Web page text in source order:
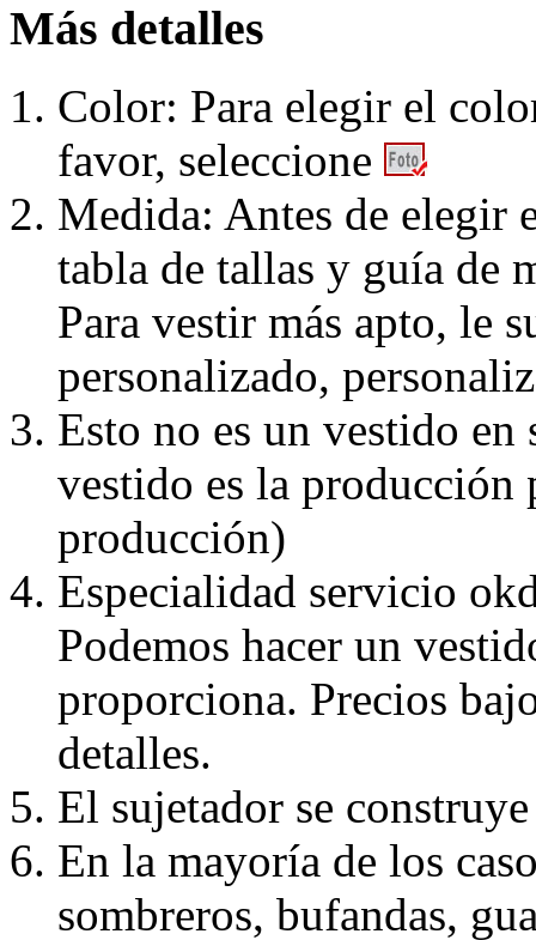
Más detalles
Color: Para elegir el
favor, seleccione
Medida: Antes de elegir
tabla de tallas y guía de
Para vestir más apto, le
personalizado,
Esto no es un vestido
vestido es la producción
producción)
Especialidad servicio
Podemos hacer un
proporciona. Precios
detalles.
El sujetador se
En la mayoría de los
sombreros, bufandas,